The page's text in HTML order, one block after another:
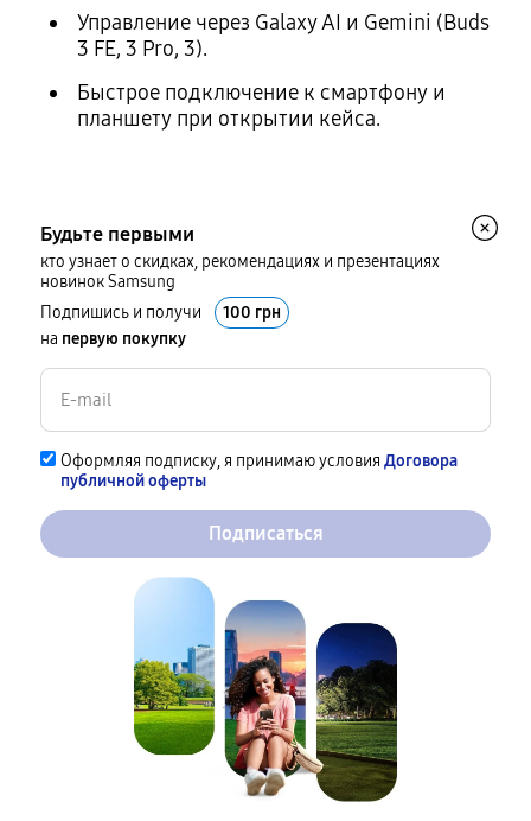
Управление через Galaxy AI и Gemini (Buds
3 FE, 3 Pro, 3).
Быстрое подключение к смартфону и
планшету при открытии кейса.
Будьте первыми
кто узнает о скидках, рекомендациях и презентациях
новинок Samsung
Подпишись и получи
100 грн
на первую покупку
Оформляя подписку, я принимаю условия Договора
публичной оферты
Подписаться